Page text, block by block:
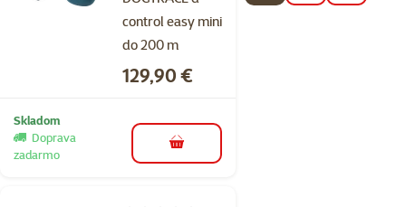
control easy mini
do 200 m
Cena
129,90 €
Skladom
Doprava
zadarmo
do košíka